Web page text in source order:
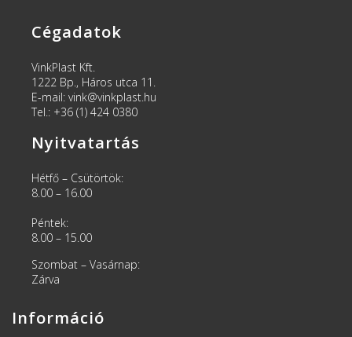
Cégadatok
VinkPlast Kft.
1222 Bp., Háros utca 11.
E-mail: vink@vinkplast.hu
Tel.: +36 (1) 424 0380
Nyitvatartás
Hétfő – Csütörtök:
8.00 – 16.00
Péntek:
8.00 – 15.00
Szombat – Vasárnap:
Zárva
Információ